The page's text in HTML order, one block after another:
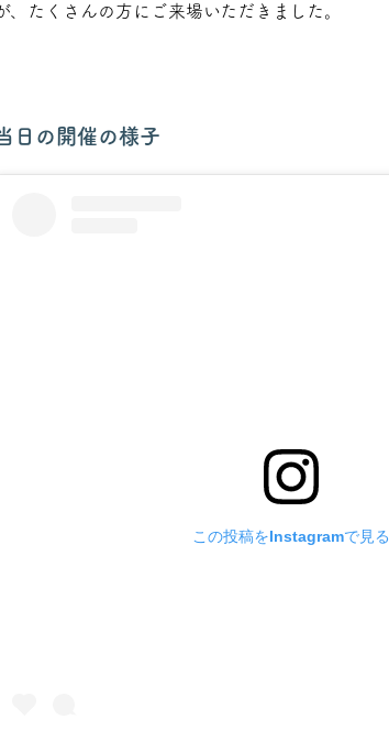
、たくさんの方にご来場いただきました。
日の開催の様子
この投稿をInstagramで見る